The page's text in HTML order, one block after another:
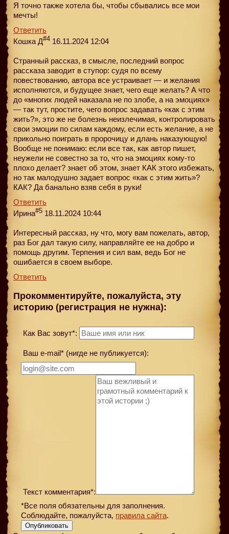
Я точно также хотела бы, чтобы сбывались все мои
мечты!
Ответить
Кошка Д#4 16.11.2024 12:04
Странный рассказ, в смысле, последний вопрос
рассказа заводит в ступор: судя по всему
повествованию, автора все устраивает — и желания
исполняются, и будущее знает, чего еще желать? А что
до «многих людей наказала не по злобе, а на эмоциях»
— так тут, простите, чего вопрос задавать «как с этим
жить?», это же не болезнь неизлечимая, контролировать
свои эмоции по силам каждому, если есть желание, а не
прикольно поиграть в пророчицу и длань наказующую!
Вообще не понимаю: если все так, как автор пишет,
неужели не совестно за то, что на эмоциях кому-то
плохо делает? знает об этом, знает КАК этого избежать,
но так малодушно задает вопрос «как с этим жить»?
КАК? Да банально взяв себя в руки!
Ответить
Ирина#5 18.11.2024 10:44
Интересный рассказ, ну что, могу вам пожелать, автор,
раз Бог дал такую силу, направляйте ее на добро и
помощь другим. Терпения и сил вам, ведь Бог не
ошибается в своем выборе.
Ответить
Прокомментируйте, пожалуйста, эту
историю (регистрация не нужна):
Как Вас зовут*:
Ваш e-mail* (нигде не публикуется):
Текст комментария*:
*Все поля обязательны для заполнения.
Соблюдайте, пожалуйста, правила сайта.
Опубликовать